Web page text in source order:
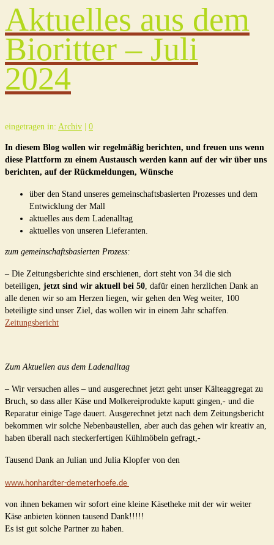
Aktuelles aus dem
Bioritter – Juli
2024
eingetragen in: Archiv | 0
In diesem Blog wollen wir regelmäßig berichten, und freuen uns wenn
diese Plattform zu einem Austausch werden kann auf der wir über uns
berichten, auf der Rückmeldungen, Wünsche
über den Stand unseres gemeinschaftsbasierten Prozesses und dem
Entwicklung der Mall
aktuelles aus dem Ladenalltag
aktuelles von unseren Lieferanten.
zum gemeinschaftsbasierten Prozess:
– Die Zeitungsberichte sind erschienen, dort steht von 34 die sich
beteiligen, jetzt sind wir aktuell bei 50 , dafür einen herzlichen Dank an
alle denen wir so am Herzen liegen, wir gehen den Weg weiter, 100
beteiligte sind unser Ziel, das wollen wir in einem Jahr schaffen.
Zeitungsbericht
Zum Aktuellen aus dem Ladenalltag
– Wir versuchen alles – und ausgerechnet jetzt geht unser Kälteaggregat zu
Bruch, so dass aller Käse und Molkereiprodukte kaputt gingen,- und die
Reparatur einige Tage dauert. Ausgerechnet jetzt nach dem Zeitungsbericht
bekommen wir solche Nebenbaustellen, aber auch das gehen wir kreativ an,
haben überall nach steckerfertigen Kühlmöbeln gefragt,-
Tausend Dank an Julian und Julia Klopfer von den
www.honhardter-demeterhoefe.de
von ihnen bekamen wir sofort eine kleine Käsetheke mit der wir weiter
Käse anbieten können tausend Dank!!!!!
Es ist gut solche Partner zu haben.